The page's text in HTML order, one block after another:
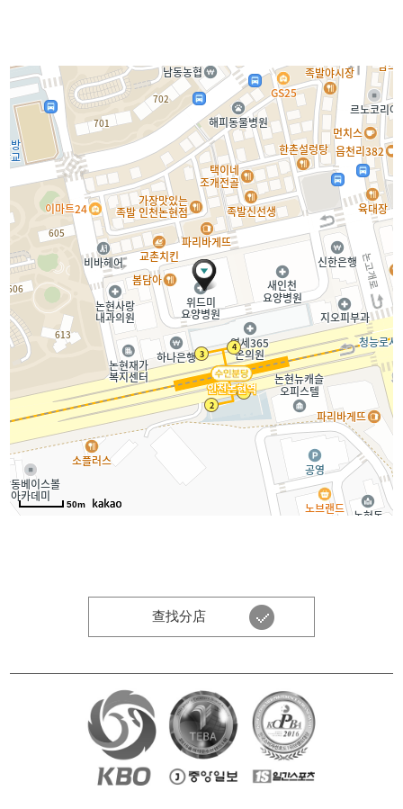
50m
查找分店